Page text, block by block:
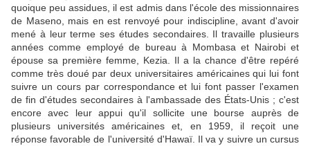
quoique peu assidues, il est admis dans l'école des missionnaires
de Maseno, mais en est renvoyé pour indiscipline, avant d'avoir
mené à leur terme ses études secondaires. Il travaille plusieurs
années comme employé de bureau à Mombasa et Nairobi et
épouse sa première femme, Kezia. Il a la chance d'être repéré
comme très doué par deux universitaires américaines qui lui font
suivre un cours par correspondance et lui font passer l'examen
de fin d'études secondaires à l'ambassade des États-Unis ; c'est
encore avec leur appui qu'il sollicite une bourse auprès de
plusieurs universités américaines et, en 1959, il reçoit une
réponse favorable de l'université d'Hawaï. Il va y suivre un cursus